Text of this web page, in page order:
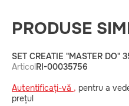
PRODUSE
SET CREATIE "MASTER DO"
ArticolRI-00035756
Autentificați-vă , pentru a
prețul